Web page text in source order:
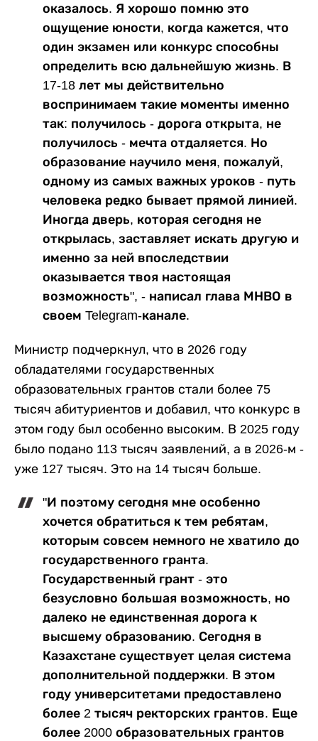
оказалось. Я хорошо помню это
ощущение юности, когда кажется, что
один экзамен или конкурс способны
определить всю дальнейшую жизнь. В
17-18 лет мы действительно
воспринимаем такие моменты именно
так: получилось - дорога открыта, не
получилось - мечта отдаляется. Но
образование научило меня, пожалуй,
одному из самых важных уроков - путь
человека редко бывает прямой линией.
Иногда дверь, которая сегодня не
открылась, заставляет искать другую и
именно за ней впоследствии
оказывается твоя настоящая
возможность", - написал глава МНВО в
своем Telegram-канале.
Министр подчеркнул, что в 2026 году
обладателями государственных
образовательных грантов стали более 75
тысяч абитуриентов и добавил, что конкурс в
этом году был особенно высоким. В 2025 году
было подано 113 тысяч заявлений, а в 2026-м -
уже 127 тысяч. Это на 14 тысяч больше.
"И поэтому сегодня мне особенно
хочется обратиться к тем ребятам,
которым совсем немного не хватило до
государственного гранта.
Государственный грант - это
безусловно большая возможность, но
далеко не единственная дорога к
высшему образованию. Сегодня в
Казахстане существует целая система
дополнительной поддержки. В этом
году университетами предоставлено
более 2 тысяч ректорских грантов. Еще
более 2000 образовательных грантов